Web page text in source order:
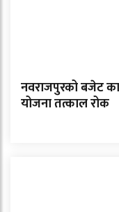
नवराजपुरको बजेट
योजना तत्काल रोक